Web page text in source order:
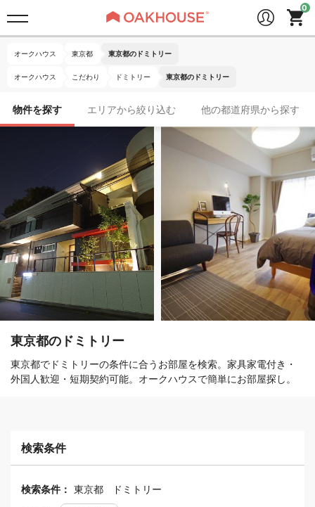
オークハウス 東京都 東京都のドミトリー
オークハウス こだわり ドミトリー 東京都のドミトリー
物件を探す エリアから絞り込む 他の都道府県から探す
東京都のドミトリー
東京都でドミトリーの条件に合うお部屋を検索。家具家電付き・
外国人歓迎・短期契約可能。オークハウスで簡単にお部屋探し。
検索条件
検索条件： 東京都 ドミトリー